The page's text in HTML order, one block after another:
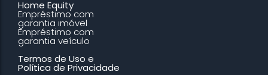
Home Equity
Empréstimo com
garantia imóvel
Empréstimo com
garantia veículo
Termos de Uso e
Política de Privacidade